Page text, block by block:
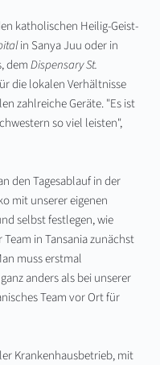
katholischen Heilig-Geist-
in Sanya Juu oder in
dem Dispensary St.
die lokalen Verhältnisse
zahlreiche Geräte. "Es ist
so viel leisten",
den Tagesablauf in der
mit unserer eigenen
selbst festlegen, wie
in Tansania zunächst
muss erstmal
anders als bei unserer
Team vor Ort für
Krankenhausbetrieb, mit